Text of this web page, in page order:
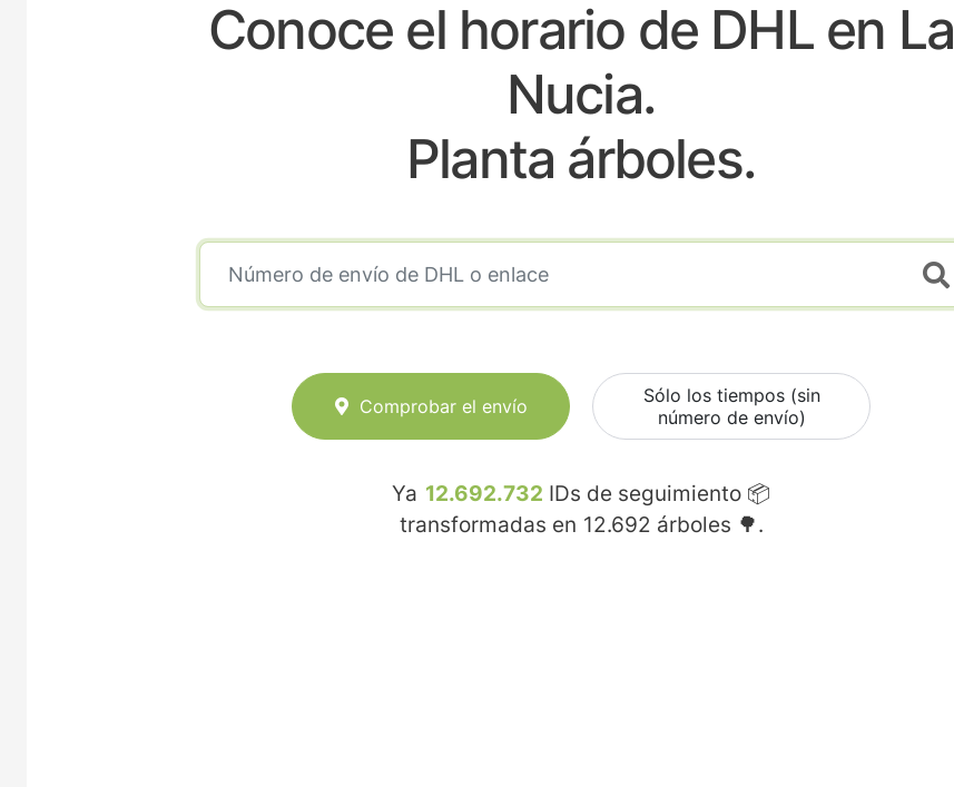
Conoce el horario de DHL en La
Nucia.
Planta árboles.
Comprobar el envío
Sólo los tiempos (sin
número de envío)
Ya 12.692.732 IDs de seguimiento 📦
transformadas en 12.692 árboles 🌳.